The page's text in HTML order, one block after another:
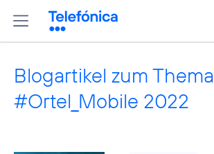
Blogartikel zum Thema
#Ortel_Mobile 2022